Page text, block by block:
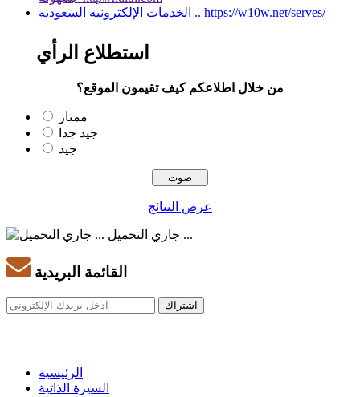
الخدمات الإلكترونيه السعوديه .. https://w10w.net/serves/
استطلاع الرأي
من خلال اطلاعكم كيف تقيمون الموقع؟
ممتاز
جيد جدا
جيد
عرض النتائج
جاري التحميل ...
القائمة البريدية
الرئيسية
السيرة الذاتية